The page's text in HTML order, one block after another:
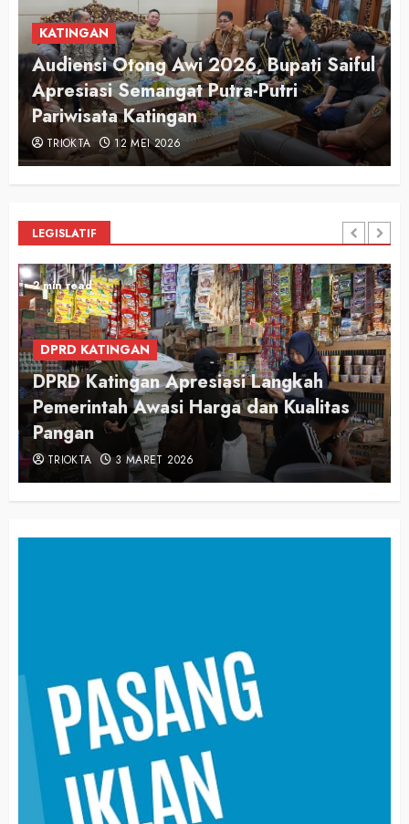
KATINGAN
Audiensi Otong Awi 2026, Bupati Saiful
Apresiasi Semangat Putra-Putri
Pariwisata Katingan
TRIOKTA 12 MEI 2026
LEGISLATIF
2 min read
DPRD KATINGAN
DPRD Katingan Apresiasi Langkah
Pemerintah Awasi Harga dan Kualitas
Pangan
TRIOKTA 3 MARET 2026